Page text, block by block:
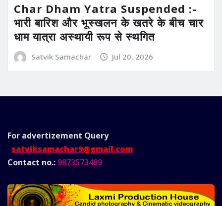
Char Dham Yatra Suspended :-
भारी बारिश और भूस्खलन के खतरे के बीच चार
धाम यात्रा अस्थायी रूप से स्थगित
Satvik Samachar Jul 20, 2026
For advertizement Query
satviksamachar9@gmail.com
Contact no.: 9873573489